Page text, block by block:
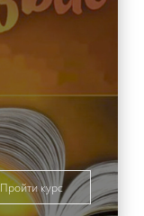
Пройти курс